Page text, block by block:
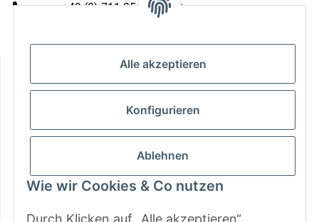
Alle akzeptieren
Konfigurieren
Ablehnen
Wie wir Cookies & Co nutzen
Durch Klicken auf „Alle akzeptieren“
+49 (0) 711 35 13 16 00
Fr: 9 - 13 & 14 - 15.00 Uhr
Gesetzliche Informationen